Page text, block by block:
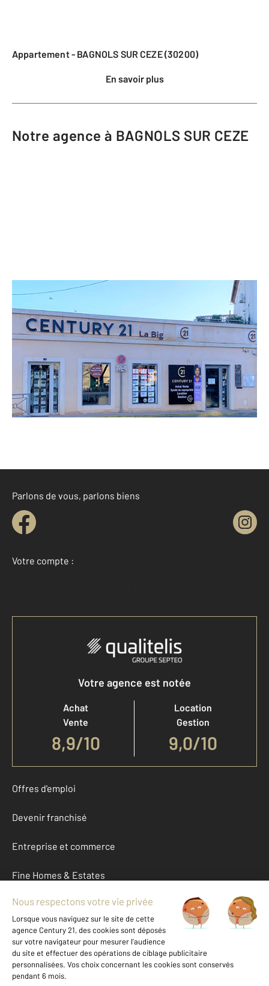
Appartement - BAGNOLS SUR CEZE (30200)
En savoir plus
Notre agence à BAGNOLS SUR CEZE
1 avenue Jean Perrin
BAGNOLS SUR CEZE - 30200
Envoyer un message
Téléphoner à l'agence
Parlons de vous, parlons biens
Votre compte :
Accéder à mon compte
Votre agence est notée
Achat
Vente
8,9/10
Location
Gestion
9,0/10
Offres d'emploi
Devenir franchisé
Entreprise et commerce
Fine Homes & Estates
À propos
International
Nous contacter